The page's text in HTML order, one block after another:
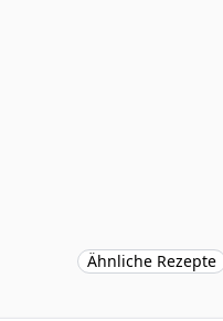
Ähnliche Rezepte